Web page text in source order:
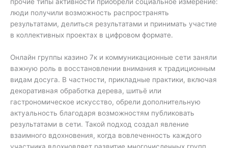
люди получили возможность распространять
результатами, делиться результатами и принимать участие
в коллективных проектах в цифровом формате.
Онлайн группы казино 7к и коммуникационные сети заняли
важную роль в восстановлении внимания к традиционным
видам досуга. В частности, прикладные практики, включая
декоративная обработка дерева, шитьё или
гастрономическое искусство, обрели дополнительную
актуальность благодаря возможностям публиковать
результатами в сети. Такой подход создал явление
взаимного вдохновения, когда вовлеченность каждого
участника вдохновляет развитие многочисленных групп,